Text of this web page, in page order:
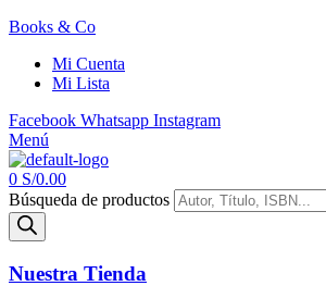
Books & Co
Mi Cuenta
Mi Lista
Facebook Whatsapp Instagram
Menú
0 S/0.00
Búsqueda de productos
Nuestra Tienda